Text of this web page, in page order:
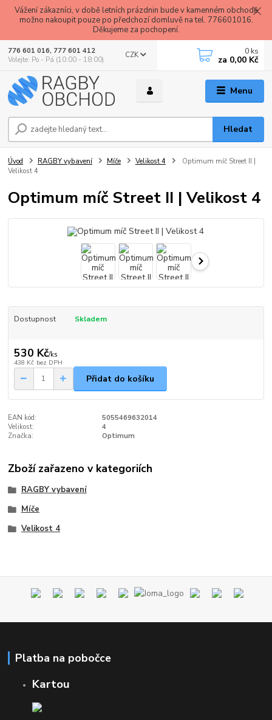
Vážení zákazníci, v době letních prázdnin bude v kamenném obchodě
možno nakoupit pouze po předchozí domluvě na tel. 776601016.
Děkujeme za pochopení.
Menu
CZK
Hledat
776 601 016, 777 601 412
Volejte: Po - Pá (10:00 - 18:00)
0 ks
za 0,00 Kč
Úvod RAGBY vybavení Míče Velikost 4
Optimum míč Street II |
Velikost 4
Optimum míč Street II | Velikost 4
Dostupnost Skladem
530 Kč/ks
438 Kč bez DPH
Přidat do košíku
EAN kód:
5055469632014
Velikost:
4
Značka:
Optimum
Zboží zařazeno v kategoriích
RAGBY vybavení
Míče
Velikost 4
Platba na pobočce
Kartou